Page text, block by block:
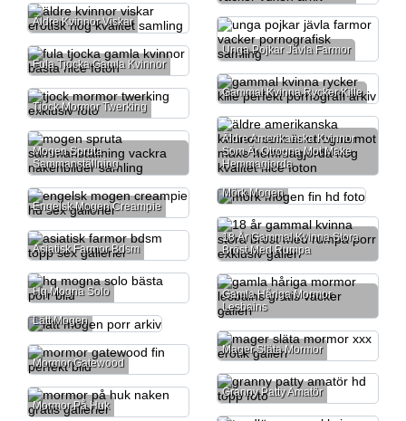
Äldre Kvinnor Viskar
Unga Pojkar Jävla Farmor
Fula Tjocka Gamla Kvinnor
Gammal Kvinna Rycker Kille
Tjock Mormor Twerking
Äldre Amerikanska Kvinnor
Som Är Otrogna Mot Make
Hemmagjorda
Mogen Spruta
Sammanställning
Engelsk Mogen Creampie
Mörk Mogen
18 År Gammal Kvinna Stora
Bröst Med Rumpa
Asiatisk Farmor Bdsm
Hq Mogna Solo
Gamla Håriga Mormor
Lesbains
Lätt Mogen
Mager Släta Mormor
Mormor Gatewood
Granny Patty Amatör
Mormor På Huk